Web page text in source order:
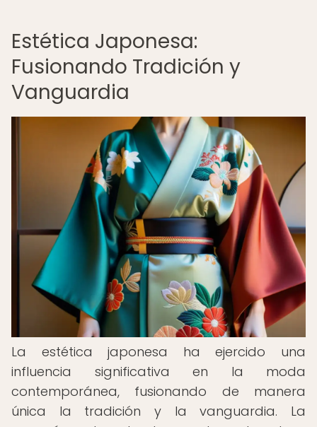
Estética Japonesa:
Fusionando Tradición y
Vanguardia
La estética japonesa ha ejercido una
influencia significativa en la moda
contemporánea, fusionando de manera
única la tradición y la vanguardia. La